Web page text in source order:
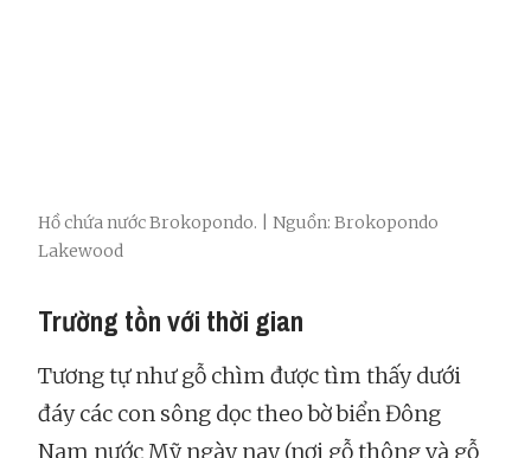
Hồ chứa nước Brokopondo. | Nguồn: Brokopondo
Lakewood
Trường tồn với thời gian
Tương tự như gỗ chìm được tìm thấy dưới
đáy các con sông dọc theo bờ biển Đông
Nam nước Mỹ ngày nay (nơi gỗ thông và gỗ